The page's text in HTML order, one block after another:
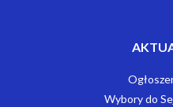
Wybory do